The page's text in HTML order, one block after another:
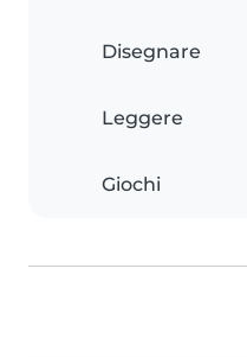
Disegnare
Leggere
Giochi